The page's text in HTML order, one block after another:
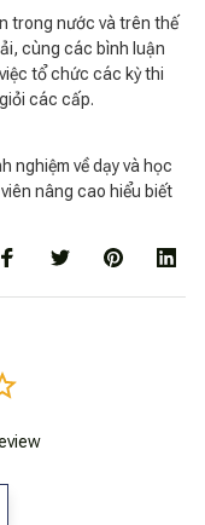
trong nước và trên thế
cùng các bình luận
tổ chức các kỳ thi
các cấp.
nghiệm về dạy và học
nâng cao hiểu biết